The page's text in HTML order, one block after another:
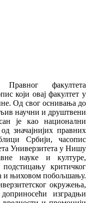
факултета
који овај факултет у
Од свог оснивања до
научни и друштвени
је као национални
значајнијих правних
Србији, часопис
Универзитета у Нишу
науке и културе,
критичког
и њиховом побољшању.
окружења,
изградњи